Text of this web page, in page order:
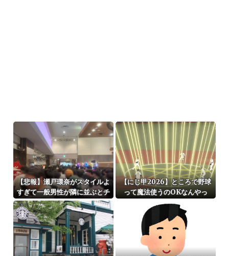
【悲報】瀬戸環奈がスタイルよ
すぎて一般男性が隣に並ぶとチ
ンチクリンに見えてしまう（画
像あり）
【にじ甲2026】ところで野球
って魔法使うのOKなんやっ
け？